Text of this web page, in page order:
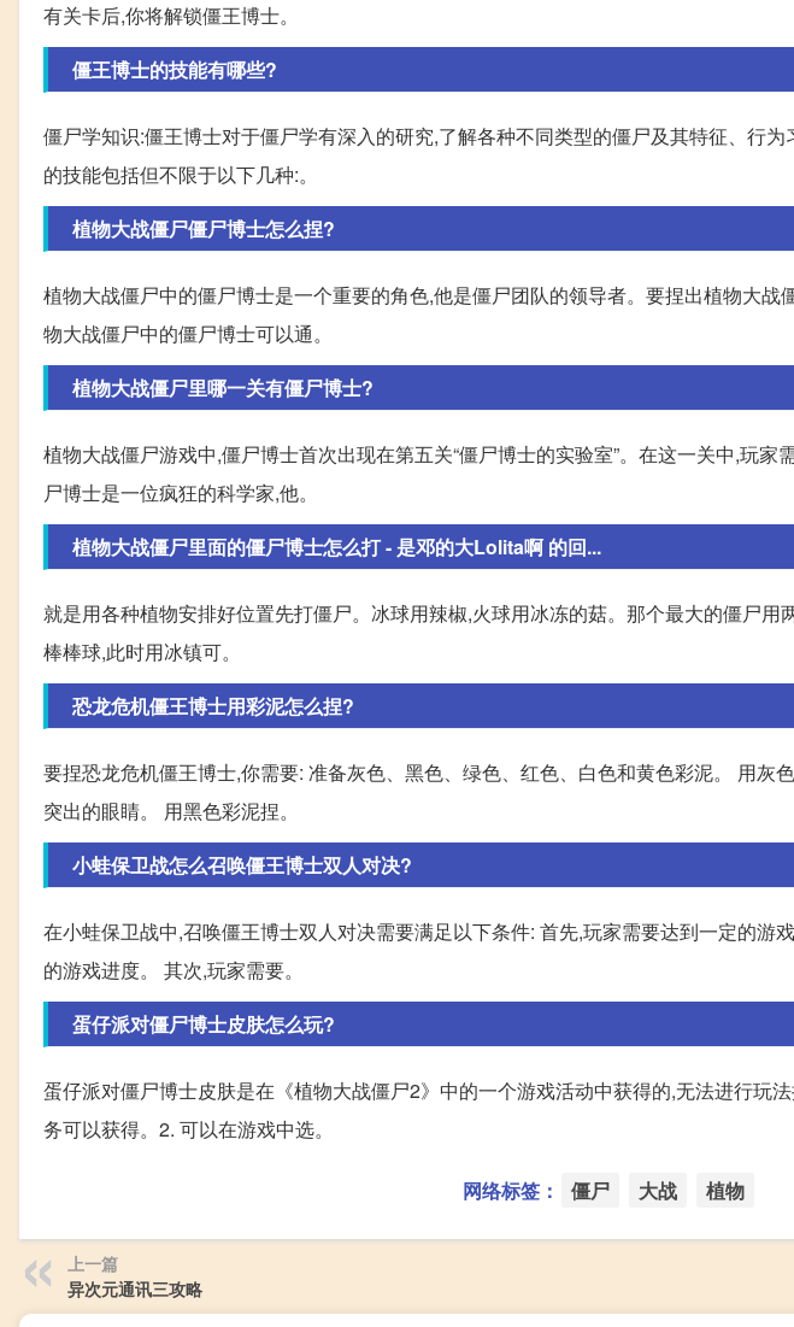
有关卡后,你将解锁僵王博士。
僵王博士的技能有哪些?
僵尸学知识:僵王博士对于僵尸学有深入的研究,了解各种不同类型的僵尸及其特征、行
的技能包括但不限于以下几种:。
植物大战僵尸僵尸博士怎么捏?
植物大战僵尸中的僵尸博士是一个重要的角色,他是僵尸团队的领导者。要捏出植物大战
物大战僵尸中的僵尸博士可以通。
植物大战僵尸里哪一关有僵尸博士?
植物大战僵尸游戏中,僵尸博士首次出现在第五关“僵尸博士的实验室”。在这一关中,玩
尸博士是一位疯狂的科学家,他。
植物大战僵尸里面的僵尸博士怎么打 - 是邓的大Lolita啊 的回...
就是用各种植物安排好位置先打僵尸。冰球用辣椒,火球用冰冻的菇。那个最大的僵尸
棒棒球,此时用冰镇可。
恐龙危机僵王博士用彩泥怎么捏?
要捏恐龙危机僵王博士,你需要: 准备灰色、黑色、绿色、红色、白色和黄色彩泥。 用灰
突出的眼睛。 用黑色彩泥捏。
小蛙保卫战怎么召唤僵王博士双人对决?
在小蛙保卫战中,召唤僵王博士双人对决需要满足以下条件: 首先,玩家需要达到一定的游
的游戏进度。 其次,玩家需要。
蛋仔派对僵尸博士皮肤怎么玩?
蛋仔派对僵尸博士皮肤是在《植物大战僵尸2》中的一个游戏活动中获得的,无法进行玩
务可以获得。2. 可以在游戏中选。
网络标签： 僵尸 大战 植物
上一篇
异次元通讯三攻略